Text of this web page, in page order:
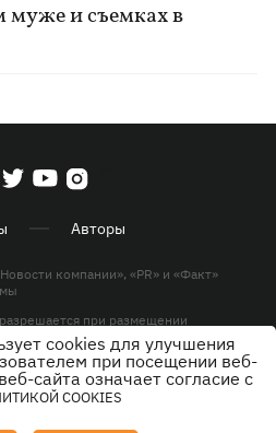
муже и съемках в
Авторы
компании», «PR» и «Факт»
при размещении
в первом абзаце.
права защищены.
cookies для улучшения
при посещении веб-
сайта означает согласие с
COOKIES